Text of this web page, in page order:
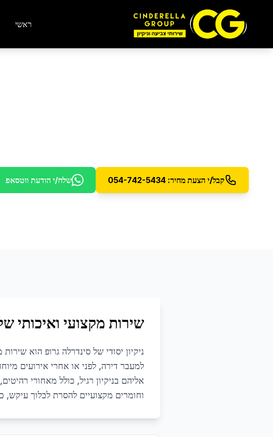
ראשי
קבל/י הצעת מחיר: 054-742-5434 שלח/י הודעת ווטסאפ
שירות מקצועי ואיכותי
ניקיון יסודי של סינדרלה גרופ הוא
למעבר דירה, לפני או אחרי אירועים
אליהם בניקיון רגיל, כולל מאחורי
וחומרים מקצועיים להסרת לכלוך עיקש,